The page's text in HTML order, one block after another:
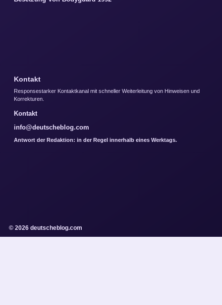
Kontakt
Responsestarker Kontaktkanal mit schneller Weiterleitung von Hinweisen und
Korrekturen.
Kontakt
info@deutscheblog.com
Antwort der Redaktion: in der Regel innerhalb eines Werktags.
© 2026 deutscheblog.com